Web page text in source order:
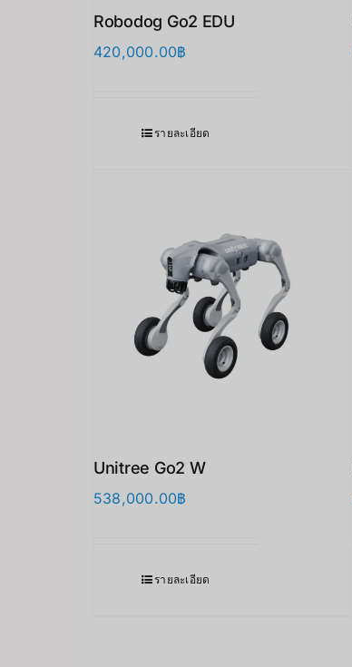
Robodog Go2 EDU
420,000.00฿
รายละเอียด
Unitree Go2 W
538,000.00฿
รายละเอียด